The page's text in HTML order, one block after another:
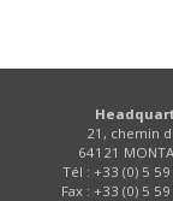
21, chemin
64121
Tél : +33 (0) 5
Fax : +33 (0) 5